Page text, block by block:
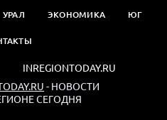
УРАЛ ЭКОНОМИКА ЮГ
- НОВОСТИ
СЕГОДНЯ